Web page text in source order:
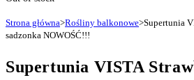
Strona główna>Rośliny balkonowe>Supertunia
sadzonka NOWOŚĆ!!!
Supertunia VISTA